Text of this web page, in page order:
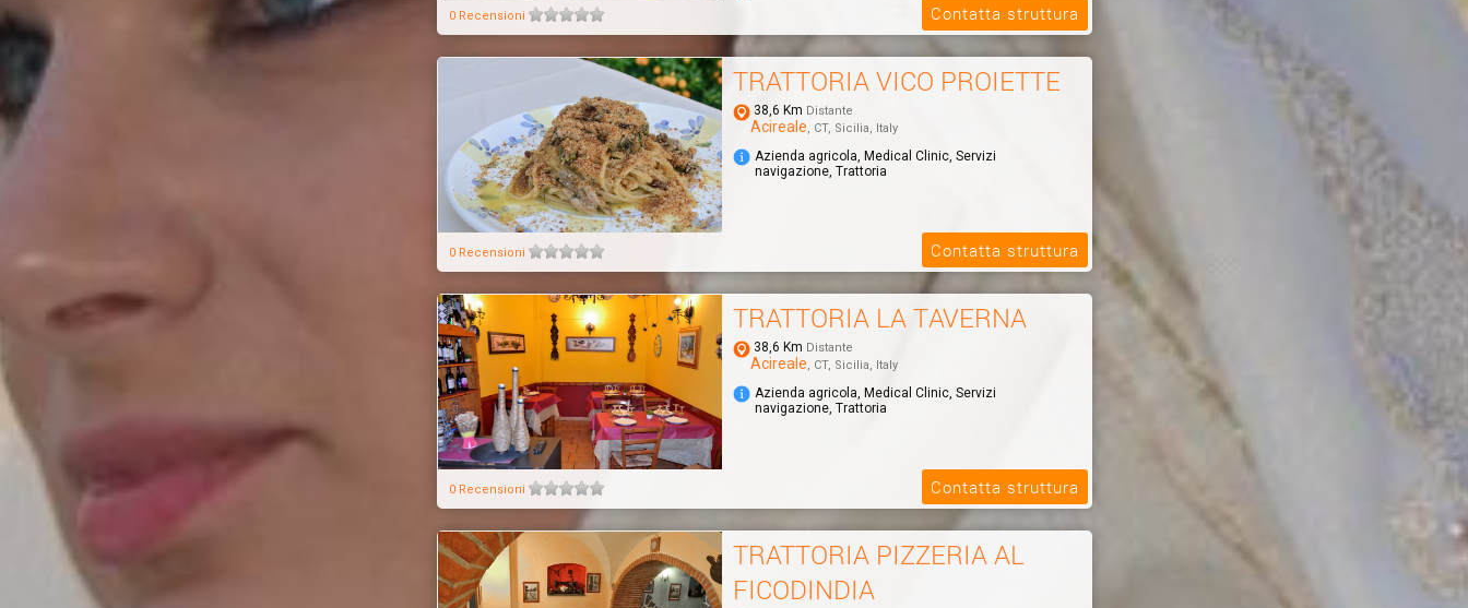
SCRITTORE - DISEGNATORE OPERE GRAFICA
VETTORIALE
0 Recensioni Contatta struttura
TRATTORIA VICO PROIETTE
38,6 Km Distante
Acireale, CT, Sicilia, Italy
Azienda agricola, Medical Clinic, Servizi
navigazione, Trattoria
0 Recensioni Contatta struttura
TRATTORIA LA TAVERNA
38,6 Km Distante
Acireale, CT, Sicilia, Italy
Azienda agricola, Medical Clinic, Servizi
navigazione, Trattoria
0 Recensioni Contatta struttura
TRATTORIA PIZZERIA AL
FICODINDIA